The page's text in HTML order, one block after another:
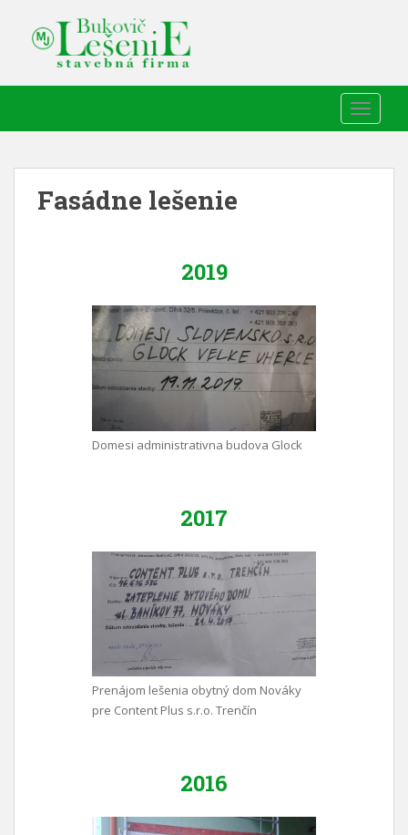
Fasádne lešenie
2019
Domesi administrativna budova Glock
2017
Prenájom lešenia obytný dom Nováky
pre Content Plus s.r.o. Trenčín
2016